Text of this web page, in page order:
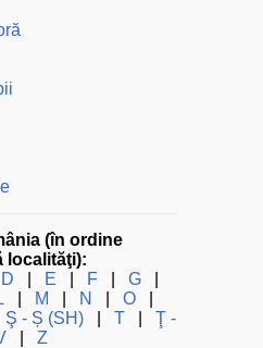
(în ordine
localităţi):
D E F| G|
M N O|
Ş - Ș (SH)| T| Ţ -
| Z